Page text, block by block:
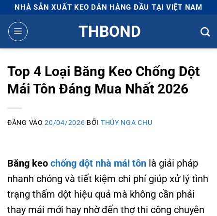
qua
nội
NHÀ SẢN XUẤT KEO DÁN HÀNG ĐẦU TẠI VIỆT NAM
THBOND
Top 4 Loại Băng Keo Chống Dột
Mái Tôn Đáng Mua Nhất 2026
ĐĂNG VÀO20/04/2026 BỞI THÚY NGA CHU
Băng keo chống dột nhà mái tôn là giải pháp
nhanh chóng và tiết kiệm chi phí giúp xử lý tình
trạng thấm dột hiệu quả mà không cần phải
thay mái mới hay nhờ đến thợ thi công chuyên